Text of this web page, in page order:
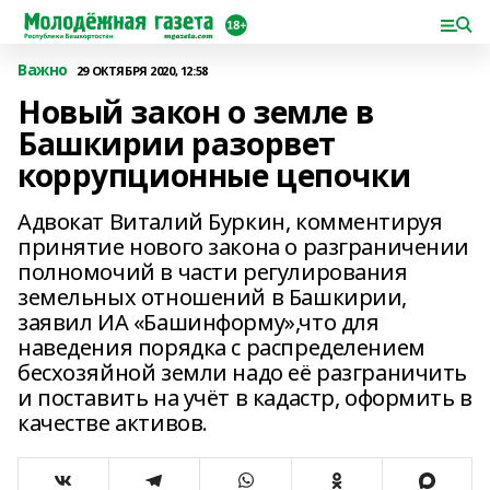
Важно 29 ОКТЯБРЯ 2020, 12:58
Новый закон о земле в
Башкирии разорвет
коррупционные цепочки
Адвокат Виталий Буркин, комментируя
принятие нового закона о разграничении
полномочий в части регулирования
земельных отношений в Башкирии,
заявил ИА «Башинформу»,что для
наведения порядка с распределением
бесхозяйной земли надо её разграничить
и поставить на учёт в кадастр, оформить в
качестве активов.